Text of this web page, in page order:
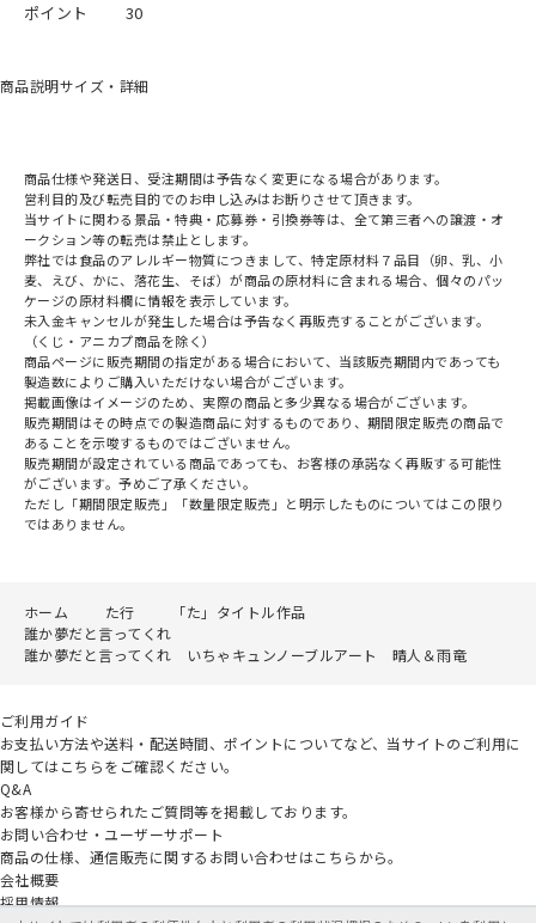
ポイント
30
商品説明サイズ・詳細
商品仕様や発送日、受注期間は予告なく変更になる場合があります。
営利目的及び転売目的でのお申し込みはお断りさせて頂きます。
当サイトに関わる景品・特典・応募券・引換券等は、全て第三者への譲渡・オ
ークション等の転売は禁止とします。
弊社では食品のアレルギー物質につきまして、特定原材料７品目（卵、乳、小
麦、えび、かに、落花生、そば）が商品の原材料に含まれる場合、個々のパッ
ケージの原材料欄に情報を表示しています。
未入金キャンセルが発生した場合は予告なく再販売することがございます。
（くじ・アニカプ商品を除く）
商品ページに販売期間の指定がある場合において、当該販売期間内であっても
製造数によりご購入いただけない場合がございます。
掲載画像はイメージのため、実際の商品と多少異なる場合がございます。
販売期間はその時点での製造商品に対するものであり、期間限定販売の商品で
あることを示唆するものではございません。
販売期間が設定されている商品であっても、お客様の承諾なく再販する可能性
がございます。予めご了承ください。
ただし「期間限定販売」「数量限定販売」と明示したものについてはこの限り
ではありません。
ホーム た行
「た」タイトル作品
誰か夢だと言ってくれ
誰か夢だと言ってくれ いちゃキュンノーブルアート 晴人＆雨竜
ご利用ガイド
お支払い方法や送料・配送時間、ポイントについてなど、当サイトのご利用に
関してはこちらをご確認ください。
Q&A
お客様から寄せられたご質問等を掲載しております。
お問い合わせ・ユーザーサポート
商品の仕様、通信販売に関するお問い合わせはこちらから。
会社概要
採用情報